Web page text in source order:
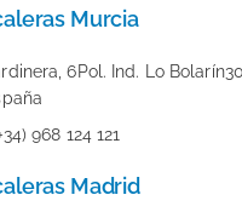
Murcia
6Pol. Ind. Lo
968 124 121
Madrid